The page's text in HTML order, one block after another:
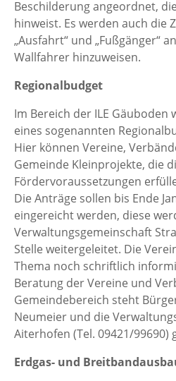
Beschilderung angeordnet,
hinweist. Es werden auch die
„Ausfahrt“ und „Fußgänger“
Wallfahrer hinzuweisen.
Regionalbudget
Im Bereich der ILE
eines sogenannten
Hier können Vereine,
Gemeinde Kleinprojekte, die
Fördervoraussetzungen
Die Anträge sollen bis Ende
eingereicht werden, diese
Verwaltungsgemeinschaft
Stelle weitergeleitet. Die
Thema noch schriftlich
Beratung der Vereine und
Gemeindebereich steht
Neumeier und die
Aiterhofen (Tel. 09421/99690)
Erdgas- und